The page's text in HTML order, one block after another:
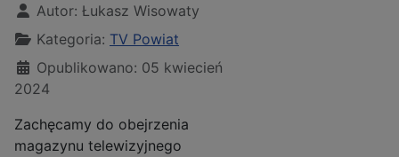
Autor: Łukasz Wisowaty
Kategoria: TV Powiat
Opublikowano: 05 kwiecień
2024
Zachęcamy do obejrzenia
magazynu telewizyjnego